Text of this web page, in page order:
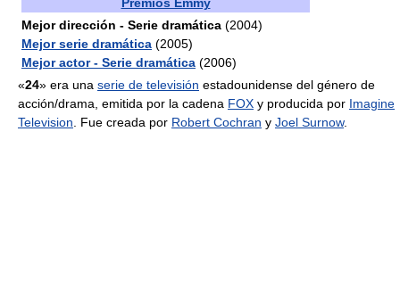
Mejor dirección - Serie dramática (2004)
Mejor serie dramática (2005)
Mejor actor - Serie dramática (2006)
«24» era una serie de televisión estadounidense del género de
acción/drama, emitida por la cadena FOX y producida por Imagine
Television . Fue creada por Robert Cochran y Joel Surnow.